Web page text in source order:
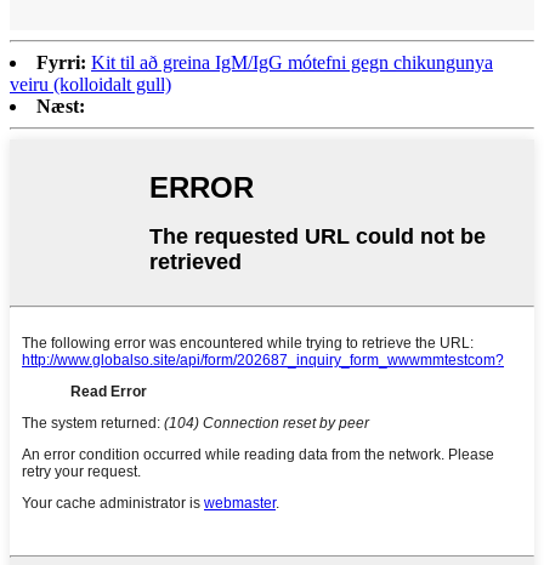
Fyrri: Kit til að greina IgM/IgG mótefni gegn chikungunya
veiru (kolloidalt gull)
Næst: